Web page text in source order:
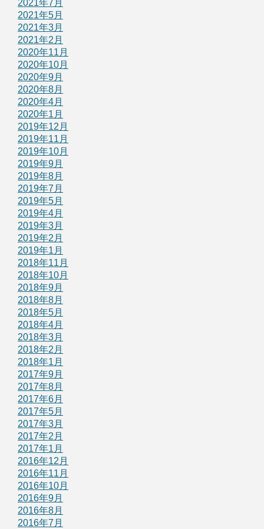
2021年7月
2021年5月
2021年3月
2021年2月
2020年11月
2020年10月
2020年9月
2020年8月
2020年4月
2020年1月
2019年12月
2019年11月
2019年10月
2019年9月
2019年8月
2019年7月
2019年5月
2019年4月
2019年3月
2019年2月
2019年1月
2018年11月
2018年10月
2018年9月
2018年8月
2018年5月
2018年4月
2018年3月
2018年2月
2018年1月
2017年9月
2017年8月
2017年6月
2017年5月
2017年3月
2017年2月
2017年1月
2016年12月
2016年11月
2016年10月
2016年9月
2016年8月
2016年7月